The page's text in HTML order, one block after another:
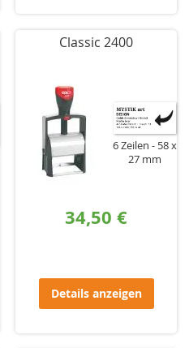
Classic 2400
6 Zeilen
58 x
27 mm
34,50 €
Details anzeigen